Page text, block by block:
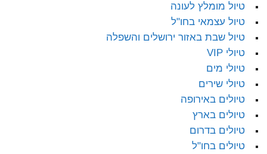
טיול מומלץ לעונה
טיול עצמאי בחו"ל
טיול שבת באזור ירושלים והשפלה
טיולי VIP
טיולי מים
טיולי שירים
טיולים באירופה
טיולים בארץ
טיולים בדרום
טיולים בחו"ל